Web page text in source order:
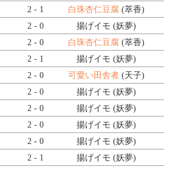
2 - 1 白珠杏仁豆腐 (萃香)
2 - 0 揚げイモ (妖夢)
2 - 0 白珠杏仁豆腐 (萃香)
2 - 1 揚げイモ (妖夢)
2 - 0 可愛い田舎者(天子)
2 - 0 揚げイモ (妖夢)
2 - 0 揚げイモ (妖夢)
2 - 0 揚げイモ (妖夢)
2 - 0 揚げイモ (妖夢)
2 - 1 揚げイモ (妖夢)